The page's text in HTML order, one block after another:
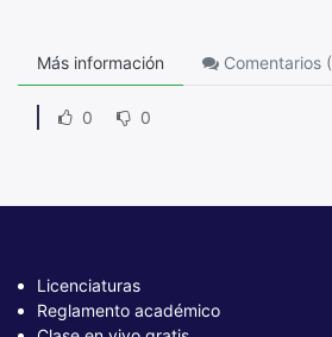
Más información Comentarios (
0 0
Licenciaturas
Reglamento académico